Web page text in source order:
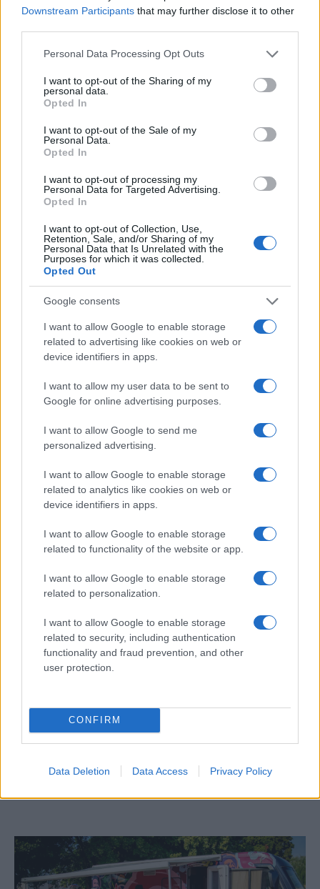
Downstream Participants that may further disclose it to other
Please note that this website/app uses one or more Google
not limited to your visit or usage behaviour. You may click to
grant or deny consent to Google and its third-party tags to
use your data for below specified purposes in below Google
consent section.
Personal Data Processing Opt Outs
I want to opt-out of the Sharing of my
personal data.
Opted In
I want to opt-out of the Sale of my
Personal Data.
Opted In
I want to opt-out of processing my
Personal Data for Targeted Advertising.
Opted In
I want to opt-out of Collection, Use,
Retention, Sale, and/or Sharing of my
Personal Data that Is Unrelated with the
Purposes for which it was collected.
Opted Out
Google consents
I want to allow Google to enable storage
related to advertising like cookies on web or
device identifiers in apps.
I want to allow my user data to be sent to
Google for online advertising purposes.
I want to allow Google to send me
personalized advertising.
I want to allow Google to enable storage
related to analytics like cookies on web or
device identifiers in apps.
I want to allow Google to enable storage
related to functionality of the website or app.
I want to allow Google to enable storage
related to personalization.
I want to allow Google to enable storage
related to security, including authentication
functionality and fraud prevention, and other
user protection.
CONFIRM
Data Deletion Data Access Privacy Policy
– zárul a nyilatkozat.
Valószínüleg izraeli golyó okozta a
Cserháti Tamaráról
Egy különleges családi járattal 140 új